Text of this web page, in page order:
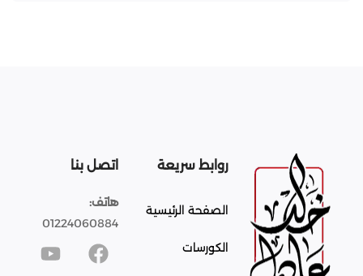
روابط سريعة
الصفحة الرئيسية
الكورسات
اتصل بنا
هاتف:
01224060884